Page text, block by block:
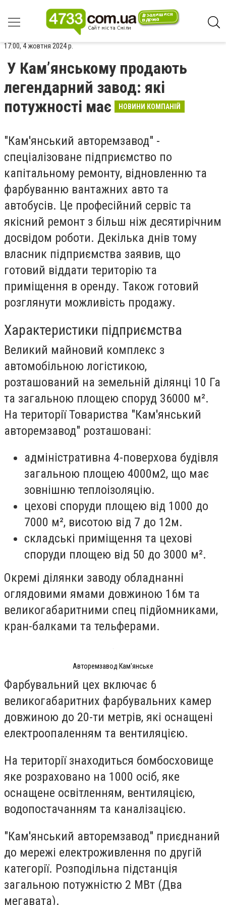
17:00, 4 жовтня 2024 р.
У Кам’янському продають
легендарний завод: які
потужності має
НОВИНИ КОМПАНІЙ
"Кам'янський авторемзавод" -
спеціалізоване підприємство по
капітальному ремонту, відновленню та
фарбуванню вантажних авто та
автобусів. Це професійний сервіс та
якісний ремонт з більш ніж десятирічним
досвідом роботи. Декілька днів тому
власник підприємства заявив, що
готовий віддати територію та
приміщення в оренду. Також готовий
розглянути можливість продажу.
Характеристики підприємства
Великий майновий комплекс з
автомобільною логістикою,
розташований на земельній ділянці 10 Га
та загальною площею споруд 36000 м².
На території Товариства "Кам'янський
авторемзавод" розташовані:
адміністративна 4-поверхова будівля
загальною площею 4000м2, що має
зовнішню теплоізоляцію.
цехові споруди площею від 1000 до
7000 м², висотою від 7 до 12м.
складські приміщення та цехові
споруди площею від 50 до 3000 м².
Окремі ділянки заводу обладнанні
оглядовими ямами довжиною 16м та
великогабаритними спец підйомниками,
кран-балками та тельферами.
Авторемзавод Кам'янське
Фарбувальний цех включає 6
великогабаритних фарбувальних камер
довжиною до 20-ти метрів, які оснащені
електроопаленням та вентиляцією.
На території знаходиться бомбосховище
яке розраховано на 1000 осіб, яке
оснащене освітленням, вентиляцією,
водопостачанням та каналізацією.
"Кам'янський авторемзавод" приєднаний
до мережі електроживлення по другій
категорії. Розподільна підстанція
загальною потужністю 2 МВт (Два
мегавата).